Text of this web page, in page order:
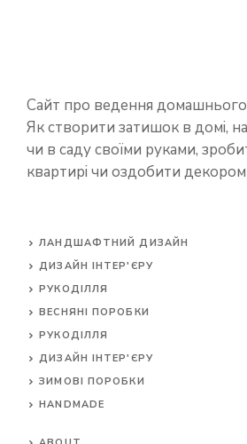
Сайт про ведення домашнього
Як створити затишок в домі, на
чи в саду своїми руками,
квартирі чи оздобити
ЛАНДШАФТНИЙ ДИЗАЙН
ДИЗАЙН ІНТЕР'ЄРУ
РУКОДІЛЛЯ
ВЕСНЯНІ ПОРОБКИ
РУКОДІЛЛЯ
ДИЗАЙН ІНТЕР'ЄРУ
ЗИМОВІ ПОРОБКИ
HANDMADE